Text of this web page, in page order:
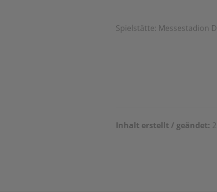
Spielstätte: Messestadion
Inhalt erstellt / geändet: